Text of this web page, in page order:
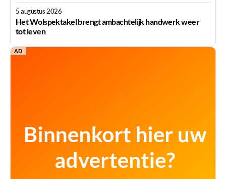
5 augustus 2026
Het Wolspektakel brengt ambachtelijk handwerk weer
tot leven
AD